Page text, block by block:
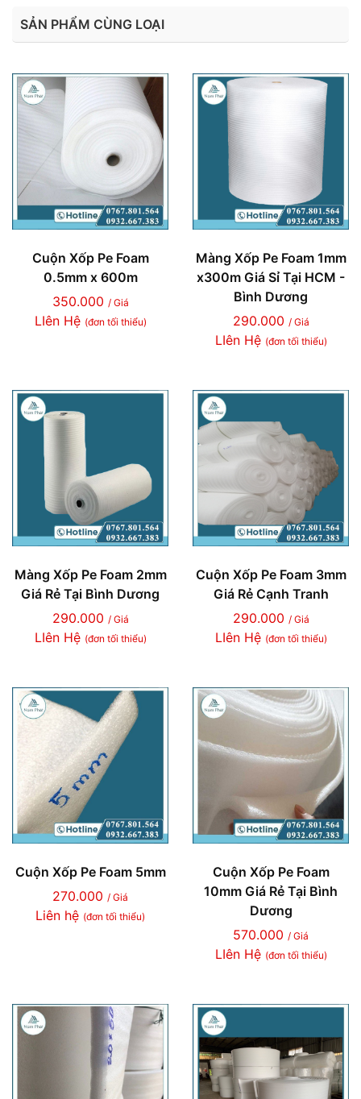
SẢN PHẨM CÙNG LOẠI
Cuộn Xốp Pe Foam
0.5mm x 600m
350.000 / Giá
LIên Hệ (đơn tối thiểu)
Màng Xốp Pe Foam 1mm
x300m Giá Sỉ Tại HCM -
Bình Dương
290.000 / Giá
LIên Hệ (đơn tối thiểu)
Màng Xốp Pe Foam 2mm
Giá Rẻ Tại Bình Dương
290.000 / Giá
LIên Hệ (đơn tối thiểu)
Cuộn Xốp Pe Foam 3mm
Giá Rẻ Cạnh Tranh
290.000 / Giá
LIên Hệ (đơn tối thiểu)
Cuộn Xốp Pe Foam 5mm
270.000 / Giá
Liên hệ (đơn tối thiểu)
Cuộn Xốp Pe Foam
10mm Giá Rẻ Tại Bình
Dương
570.000 / Giá
LIên Hệ (đơn tối thiểu)